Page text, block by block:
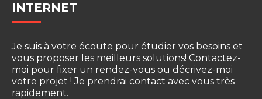
INTERNET
Je suis à votre écoute pour étudier vos besoins et
vous proposer les meilleurs solutions! Contactez-
moi pour fixer un rendez-vous ou décrivez-moi
votre projet ! Je prendrai contact avec vous très
rapidement.